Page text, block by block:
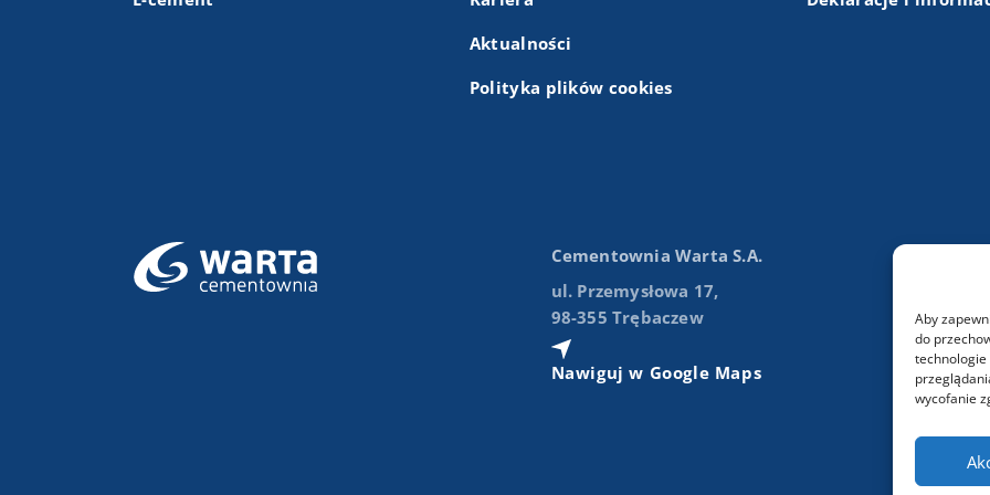
Aby
do
technologie
wycofanie
Aktualności
Polityka plików cookies
Cementownia Warta S.A.
ul. Przemysłowa 17,
98-355 Trębaczew
Nawiguj w Google Maps